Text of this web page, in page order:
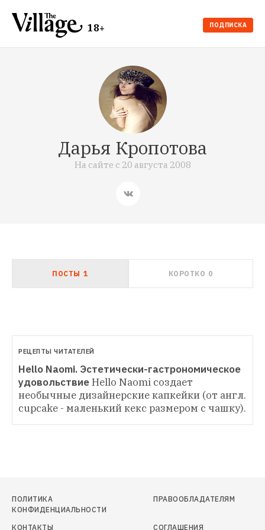
18+ ПОДПИСКА
Дарья Кропотова
На сайте с 20 августа 2008
ПОСТЫ 1 КОРОТКО 0
РЕЦЕПТЫ ЧИТАТЕЛЕЙ
Hello Naomi. Эстетически-гастрономическое
удовольствиеHello Naomi создает
необычные дизайнерские капкейки (от англ.
cupcake - маленький кекс размером с чашку).
ПОЛИТИКА
КОНФИДЕНЦИАЛЬНОСТИ
ПРАВООБЛАДАТЕЛЯМ
КОНТАКТЫ СОГЛАШЕНИЯ